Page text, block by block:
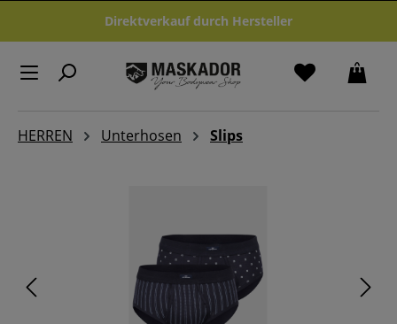
Zum Hauptinhalt springenDirektverkauf durch Hersteller
HERREN Unterhosen Slips